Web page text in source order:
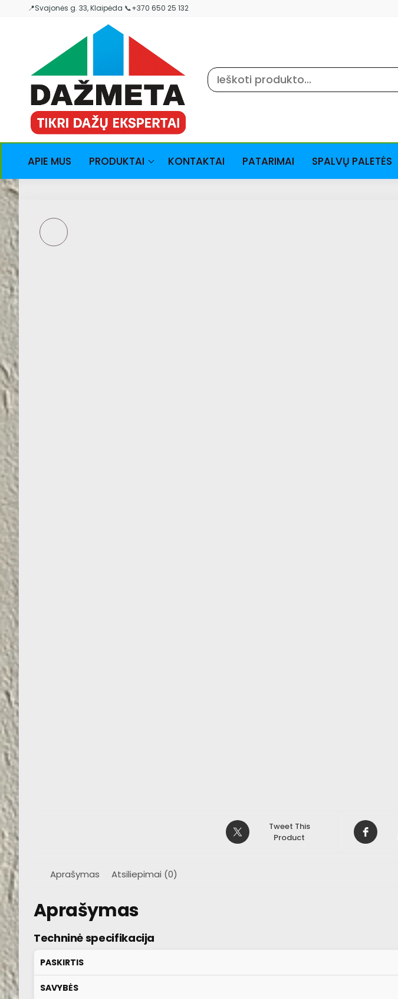
📍Svajonės g. 33, Klaipėda 📞+370 650 25 132
APIE MUS PRODUKTAI KONTAKTAI PATARIMAI SPALVŲ PALETĖS
Tweet This
Product
Aprašymas Atsiliepimai (0)
Aprašymas
Techninė specifikacija
PASKIRTIS
SAVYBĖS